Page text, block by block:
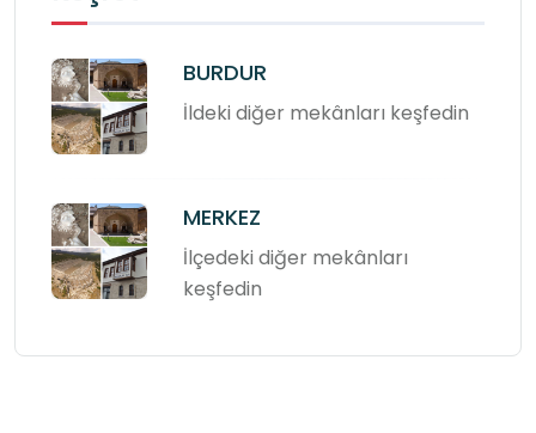
BURDUR
İldeki diğer mekânları keşfedin
MERKEZ
İlçedeki diğer mekânları
keşfedin